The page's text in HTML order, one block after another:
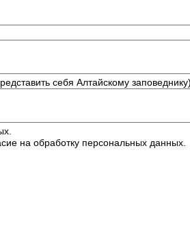
себя Алтайскому
на обработку персональных данных.